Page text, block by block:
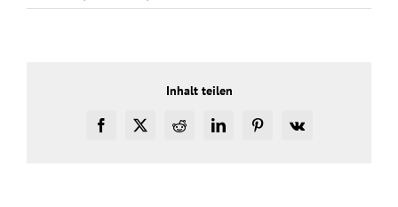
Inhalt teilen
Facebook
X RedditLinkedInPinterest
Vk